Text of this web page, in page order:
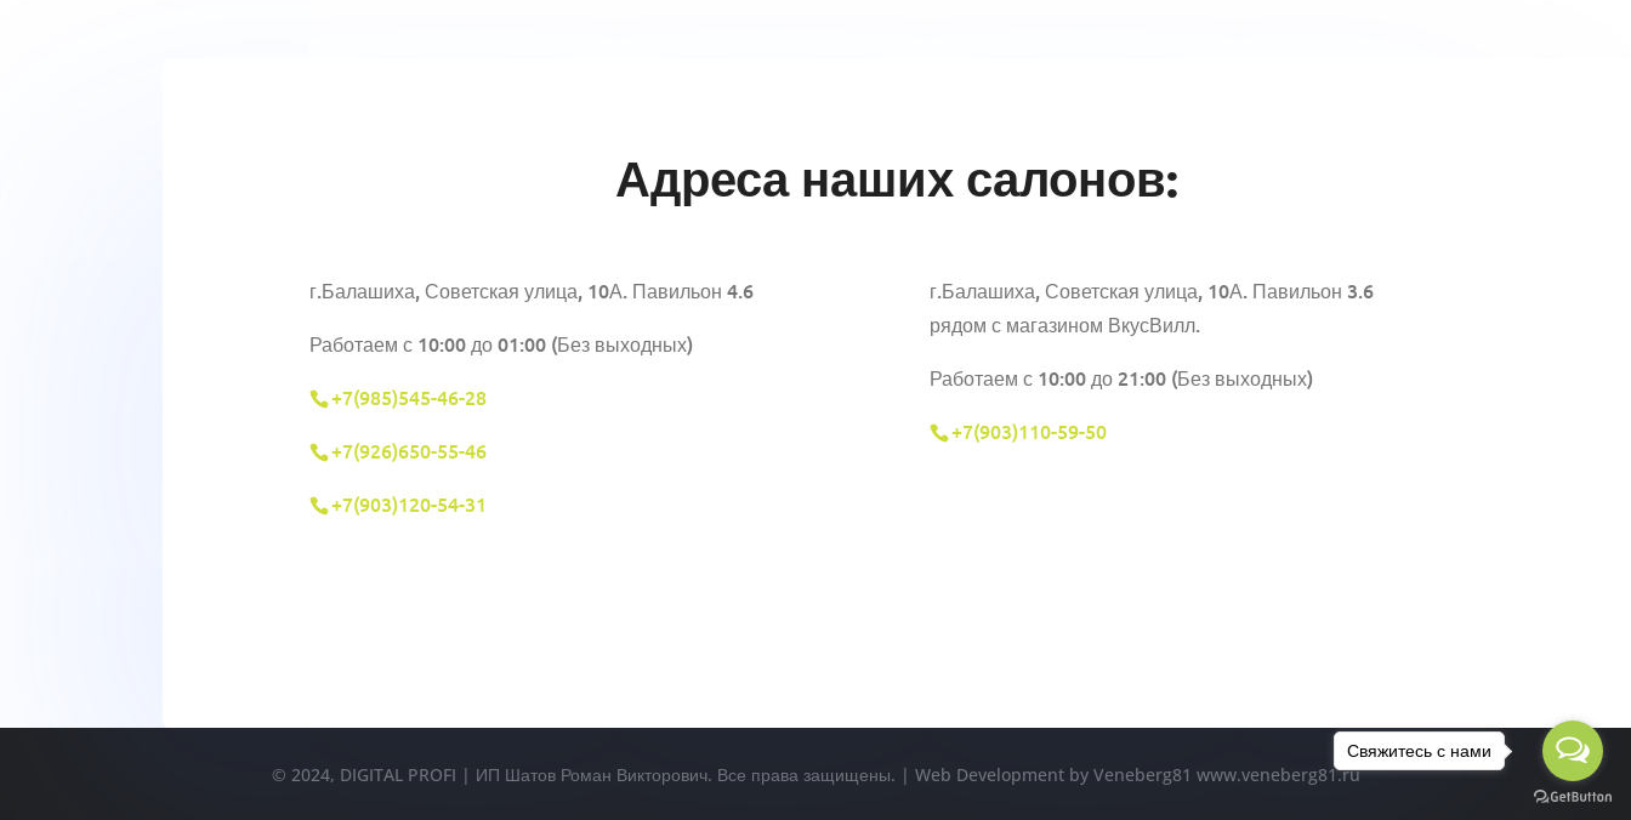
Адреса наших салонов:
г.Балашиха, Советская улица, 10А. Павильон 4.6
Работаем с 10:00 до 01:00 (Без выходных)
+7(985)545-46-28
+7(926)650-55-46
+7(903)120-54-31
г.Балашиха, Советская улица, 10А. Павильон 3.6
рядом с магазином ВкусВилл.
Работаем с 10:00 до 21:00 (Без выходных)
+7(903)110-59-50
© 2024, DIGITAL PROFI | ИП Шатов Роман Викторович. Все права защищены. | Web Development by Veneberg81 www.veneberg81.ru
Свяжитесь с нами